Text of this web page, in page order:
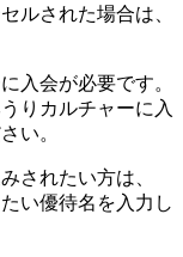
ルされた場合は、
入会が必要です。
りカルチャーに入
い。
されたい方は、
い優待名を入力し